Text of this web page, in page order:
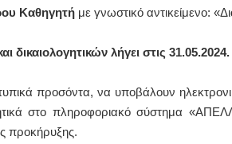
Καθηγητή με γνωστικό αντικείμενο:
λήγει στις 31.05.2024.
προσόντα, να υποβάλουν
στο πληροφοριακό σύστημα
προκήρυξης.
ΕΙΔΙΚΟΣ ΚΑΡΔΙΟΛΟΓΟΣ